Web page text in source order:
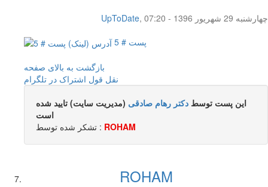
UpToDate,
چهار‌شنبه 29 شهریور 1396 - 07:20
پست # 5
بازگشت به بالای صفحه
نقل قول اشتراک در تلگرام
این پست توسط دکتر رهام صادقی (مدیریت سایت) تایید شده
است
تشکر شده توسط : ROHAM
ROHAM